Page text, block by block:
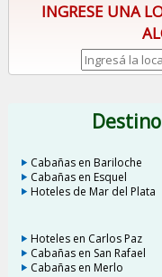
INGRESE UNA
Cabañas en Bariloche
Cabañas en Esquel
Hoteles de Mar del Plata
Hoteles en Carlos Paz
Cabañas en San Rafael
Cabañas en Merlo